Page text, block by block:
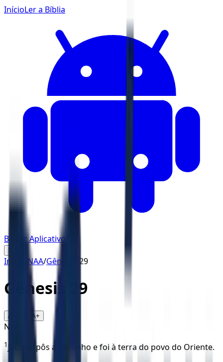
InícioLer a Bíblia
Baixar Aplicativo
☰
Início NAA/Gênesis 29
Gênesis 29
A- A+
NAA
1 Jacó se pôs a caminho e foi à terra do povo do Oriente.